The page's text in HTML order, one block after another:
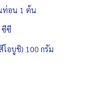
อน 1 ต้น
ซีซี
อบูชิ) 100 กรัม